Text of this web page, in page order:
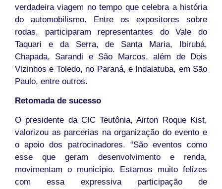
verdadeira viagem no tempo que celebra a história
do automobilismo. Entre os expositores sobre
rodas, participaram representantes do Vale do
Taquari e da Serra, de Santa Maria, Ibirubá,
Chapada, Sarandi e São Marcos, além de Dois
Vizinhos e Toledo, no Paraná, e Indaiatuba, em São
Paulo, entre outros.
Retomada de sucesso
O presidente da CIC Teutônia, Airton Roque Kist,
valorizou as parcerias na organização do evento e
o apoio dos patrocinadores. “São eventos como
esse que geram desenvolvimento e renda,
movimentam o município. Estamos muito felizes
com essa expressiva participação de